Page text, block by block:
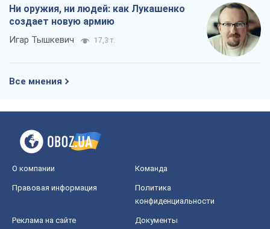
Ни оружия, ни людей: как Лукашенко
создает новую армию
Игар Тышкевич 17,3 т.
Все мнения
О компании Команда
Правовая информация
Политика
конфиденциальности
Реклама на сайте Документы